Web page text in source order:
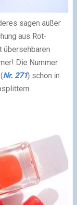
sagen außer
aus Rot-
übersehbaren
Die Nummer
Nr. 271) schon in